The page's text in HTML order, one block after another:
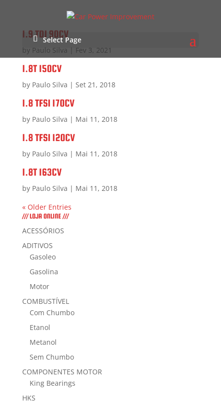
Select Page
1.9 TDI 90CV
by Paulo Silva Fev 3, 2021
1.8T 150CV
by Paulo Silva | Set 21, 2018
1.8 TFSI 170CV
by Paulo Silva | Mai 11, 2018
1.8 TFSI 120CV
by Paulo Silva | Mai 11, 2018
1.8T 163CV
by Paulo Silva | Mai 11, 2018
« Older Entries
/// LOJA ONLINE ///
ACESSÓRIOS
ADITIVOS
Gasoleo
Gasolina
Motor
COMBUSTÍVEL
Com Chumbo
Etanol
Metanol
Sem Chumbo
COMPONENTES MOTOR
King Bearings
HKS